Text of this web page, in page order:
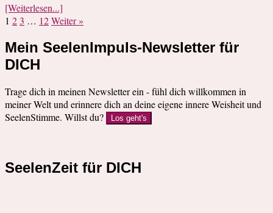
[Weiterlesen...]
1 2 3 … 12Weiter »
Mein SeelenImpuls-Newsletter für
DICH
Trage dich in meinen Newsletter ein - fühl dich willkommen in
meiner Welt und erinnere dich an deine eigene innere Weisheit und
SeelenStimme. Willst du?
Los geht's
SeelenZeit für DICH